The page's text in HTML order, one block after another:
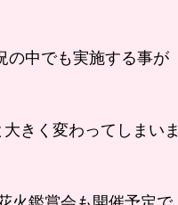
の中でも実施する事が
きく変わってしまいま